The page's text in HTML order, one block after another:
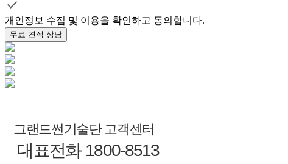
개인정보 수집 및 이용을 확인하고 동의합니다.
무료 견적 상담
그랜드썬기술단 고객센터
대표전화 1800-8513